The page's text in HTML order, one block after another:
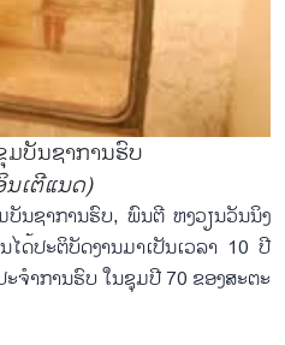
ບັນຊາການຮົບ
ເຕີແນດ)
ບັນ​ຊາ​ການ​​ຮົບ, ພົນ​ຕີ ຫງວຽນ​ວັນ​ນິງ​
ດ້​ປະ​ຕິ​ບັດ​ງານ​ມາ​ເປັນ​ເວ​ລາ 10 ປີ​
ຈຳ​ການ​ຮົບ ໃນ​ຊຸມ​ປີ 70 ຂອງ​ສະ​ຕະ​